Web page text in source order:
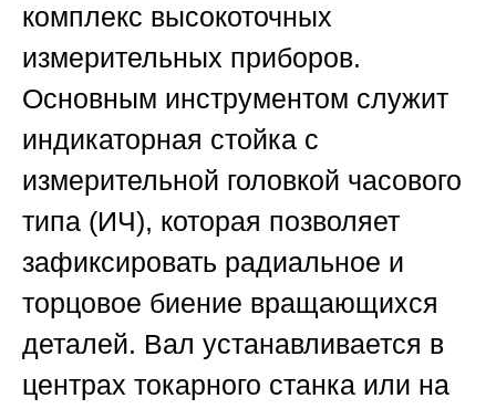
комплекс высокоточных
измерительных приборов.
Основным инструментом служит
индикаторная стойка с
измерительной головкой часового
типа (ИЧ), которая позволяет
зафиксировать радиальное и
торцовое биение вращающихся
деталей. Вал устанавливается в
центрах токарного станка или на